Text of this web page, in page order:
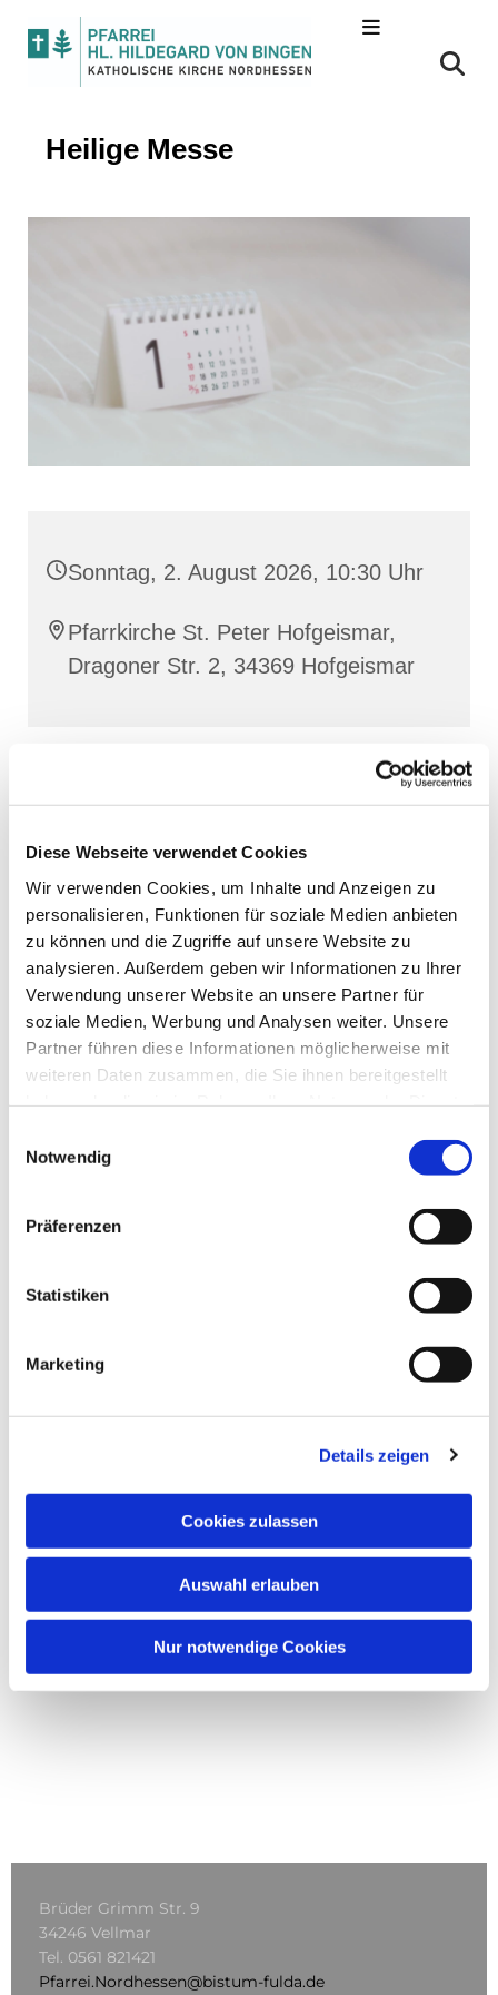
Diese Webseite verwendet Cookies
Wir verwenden Cookies, um Inhalte und Anzeigen zu
personalisieren, Funktionen für soziale Medien anbieten
zu können und die Zugriffe auf unsere Website zu
analysieren. Außerdem geben wir Informationen zu Ihrer
Verwendung unserer Website an unsere Partner für
soziale Medien, Werbung und Analysen weiter. Unsere
Partner führen diese Informationen möglicherweise mit
weiteren Daten zusammen, die Sie ihnen bereitgestellt
Notwendig
Präferenzen
Statistiken
Marketing
Details zeigen
Cookies zulassen
Auswahl erlauben
Nur notwendige Cookies
Heilige Messe
Sonntag, 2. August 2026, 10:30 Uhr
Pfarrkirche St. Peter Hofgeismar,
Dragoner Str. 2, 34369 Hofgeismar
Dies könnte Sie auch
Brüder Grimm Str. 9
34246 Vellmar
Tel. 0561 821421
Pfarrei.Nordhessen@bistum-fulda.de